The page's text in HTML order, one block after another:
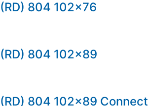
(RD) 804 102×76
(RD) 804 102×89
(RD) 804 102×89 Connect